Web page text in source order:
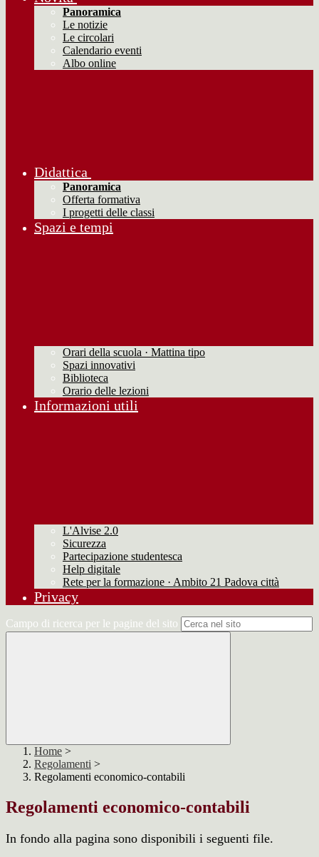
Panoramica
Le notizie
Le circolari
Calendario eventi
Albo online
Didattica
Panoramica
Offerta formativa
I progetti delle classi
Spazi e tempi
Orari della scuola · Mattina tipo
Spazi innovativi
Biblioteca
Orario delle lezioni
Informazioni utili
L'Alvise 2.0
Sicurezza
Partecipazione studentesca
Help digitale
Rete per la formazione · Ambito 21 Padova città
Privacy
Campo di ricerca per le pagine del sito
Home >
Regolamenti >
Regolamenti economico-contabili
Regolamenti economico-contabili
In fondo alla pagina sono disponibili i seguenti file.